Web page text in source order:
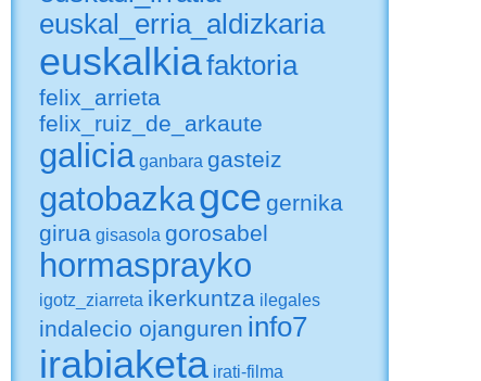
euskal_erria_aldizkaria
euskalkiafaktoria
felix_arrieta
felix_ruiz_de_arkaute
galicia ganbara gasteiz
gatobazkagce gernika
girua gisasola gorosabel
hormasprayko
igotz_ziarreta ikerkuntza ilegales
indalecio ojanguren info7
irabiaketa irati-filma